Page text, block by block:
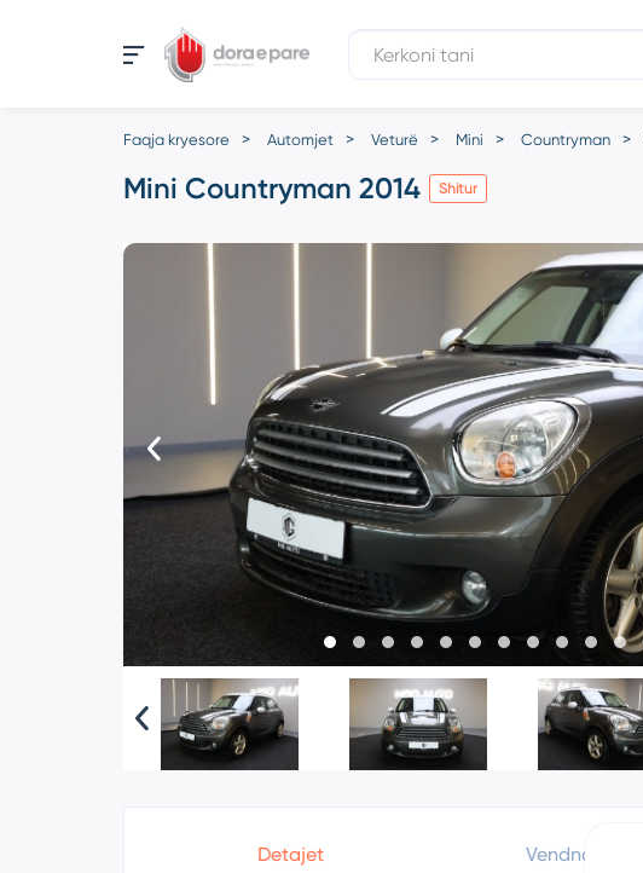
Faqja kryesore Automjet Veturë Mini Countryman
Mini Countryman 2014 Shitur
Detajet Vendndodhje